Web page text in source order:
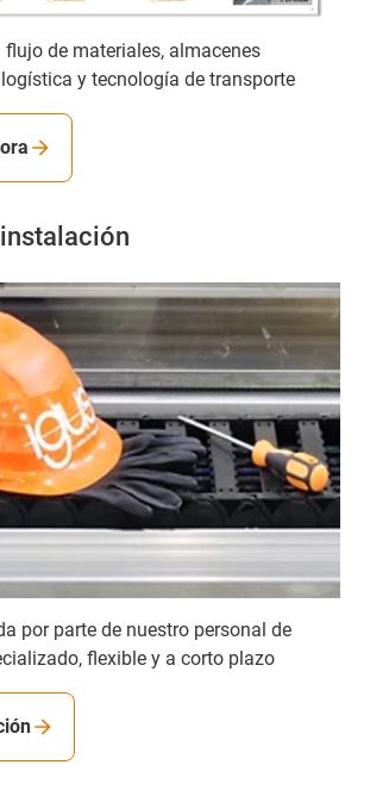
de materiales, almacenes
y tecnología de transporte
por parte de nuestro personal de
flexible y a corto plazo